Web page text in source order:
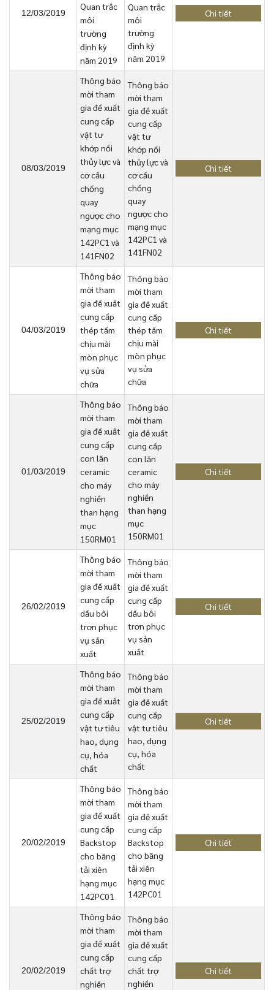
12/03/2019
Quan trắc
môi
trường
định kỳ
năm 2019
Quan trắc
môi
trường
định kỳ
năm 2019
Chi tiết
08/03/2019
Thông báo
mời tham
gia đề xuất
cung cấp
vật tư
khớp nối
thủy lực và
cơ cấu
chống
quay
ngược cho
mạng mục
142PC1 và
141FN02
Thông báo
mời tham
gia đề xuất
cung cấp
vật tư
khớp nối
thủy lực và
cơ cấu
chống
quay
ngược cho
mạng mục
142PC1 và
141FN02
Chi tiết
04/03/2019
Thông báo
mời tham
gia đề xuất
cung cấp
thép tấm
chịu mài
mòn phục
vụ sửa
chữa
Thông báo
mời tham
gia đề xuất
cung cấp
thép tấm
chịu mài
mòn phục
vụ sửa
chữa
Chi tiết
01/03/2019
Thông báo
mời tham
gia đề xuất
cung cấp
con lăn
ceramic
cho máy
nghiền
than hạng
mục
150RM01
Thông báo
mời tham
gia đề xuất
cung cấp
con lăn
ceramic
cho máy
nghiền
than hạng
mục
150RM01
Chi tiết
26/02/2019
Thông báo
mời tham
gia đề xuất
cung cấp
dầu bôi
trơn phục
vụ sản
xuất
Thông báo
mời tham
gia đề xuất
cung cấp
dầu bôi
trơn phục
vụ sản
xuất
Chi tiết
25/02/2019
Thông báo
mời tham
gia đề xuất
cung cấp
vật tư tiêu
hao, dụng
cụ, hóa
chất
Thông báo
mời tham
gia đề xuất
cung cấp
vật tư tiêu
hao, dụng
cụ, hóa
chất
Chi tiết
20/02/2019
Thông báo
mời tham
gia đề xuất
cung cấp
Backstop
cho băng
tải xiên
hạng mục
142PC01
Thông báo
mời tham
gia đề xuất
cung cấp
Backstop
cho băng
tải xiên
hạng mục
142PC01
Chi tiết
20/02/2019
Thông báo
mời tham
gia đề xuất
cung cấp
chất trợ
nghiền
Thông báo
mời tham
gia đề xuất
cung cấp
chất trợ
nghiền
Chi tiết